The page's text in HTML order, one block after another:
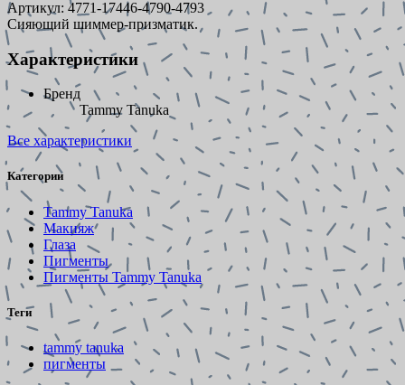
Артикул: 4771-17446-4790-4793
Сияющий шиммер-призматик.
Характеристики
Бренд
Tammy Tanuka
Все характеристики
Категории
Tammy Tanuka
Макияж
Глаза
Пигменты
Пигменты Tammy Tanuka
Теги
tammy tanuka
пигменты